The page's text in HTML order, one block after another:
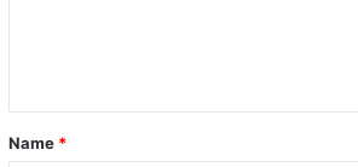
*
Name *